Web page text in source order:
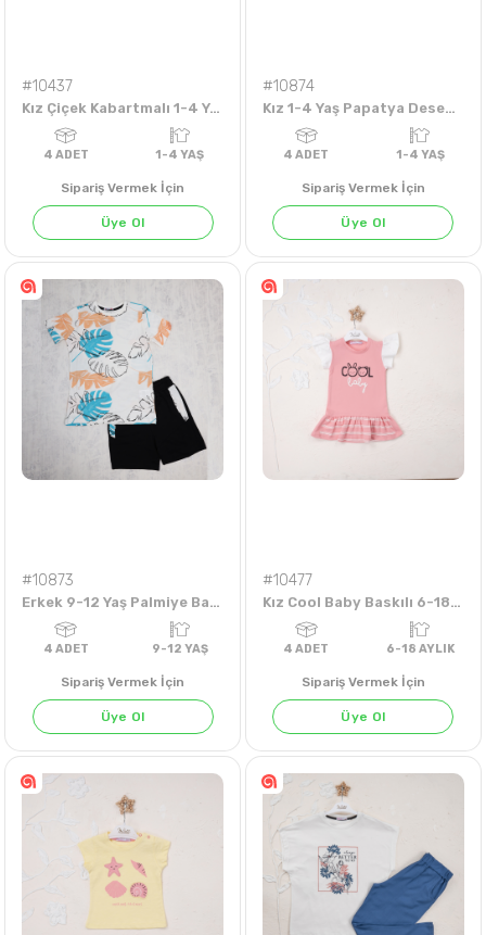
#10437
Kız Çiçek Kabartmalı 1-4 Yaş Elbise
ADET
Sipariş Vermek İçin
Üye Ol
#10874
Kız 1-4 Yaş Papatya Desenli Şort
ADET
Sipariş Vermek İçin
Üye Ol
#10873
Erkek 9-12 Yaş Palmiye Baskılı Şortlu Takım
4 ADET
Sipariş Vermek İçin
Üye Ol
#10477
Kız Cool Baby Baskılı 6-18 Aylık Elbise
ADET 6-18
Sipariş Vermek İçin
Üye Ol